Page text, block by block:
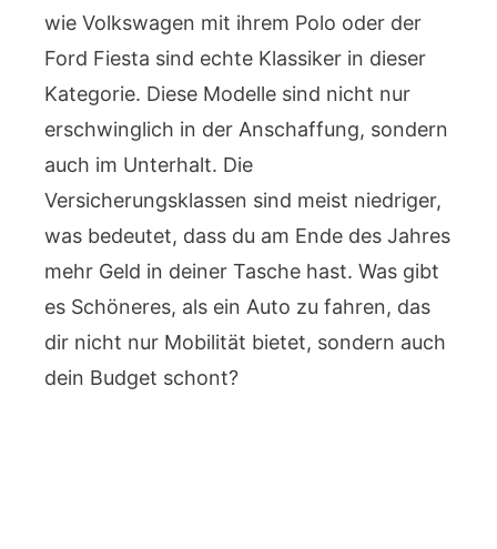
wie Volkswagen mit ihrem Polo oder der
Ford Fiesta sind echte Klassiker in dieser
Kategorie. Diese Modelle sind nicht nur
erschwinglich in der Anschaffung, sondern
auch im Unterhalt. Die
Versicherungsklassen sind meist niedriger,
was bedeutet, dass du am Ende des Jahres
mehr Geld in deiner Tasche hast. Was gibt
es Schöneres, als ein Auto zu fahren, das
dir nicht nur Mobilität bietet, sondern auch
dein Budget schont?